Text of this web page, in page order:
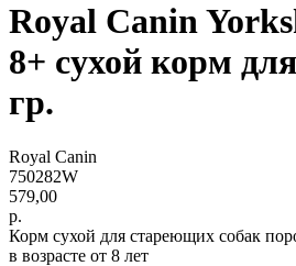
Royal Canin
8+ сухой корм
гр.
Royal Canin
750282W
579,00
р.
Корм сухой для стареющих собак
в возрасте от 8 лет